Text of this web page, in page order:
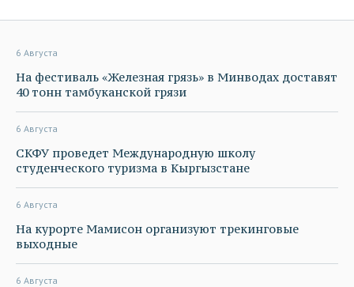
6 Августа
На фестиваль «Железная грязь» в Минводах доставят
40 тонн тамбуканской грязи
6 Августа
СКФУ проведет Международную школу
студенческого туризма в Кыргызстане
6 Августа
На курорте Мамисон организуют трекинговые
выходные
6 Августа